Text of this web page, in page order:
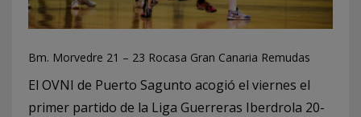
Bm. Morvedre 21 – 23 Rocasa Gran Canaria Remudas
El OVNI de Puerto Sagunto acogió el viernes el
primer partido de la Liga Guerreras Iberdrola 20-